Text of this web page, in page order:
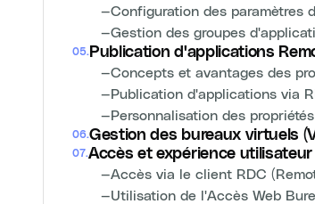
—Configuration des paramètres
—Gestion des groupes
05. Publication d'applications
—Concepts et avantages des
—Publication d'applications via
—Personnalisation des
06.Gestion des bureaux virtuels
07.Accès et expérience utilisateur
—Accès via le client RDC
—Utilisation de l'Accès Web